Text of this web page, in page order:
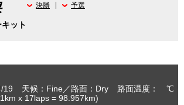
ット
決勝 予選
19 天候：Fine 路面：Dry
路面温度： ℃
km x 17laps = 98.957km)